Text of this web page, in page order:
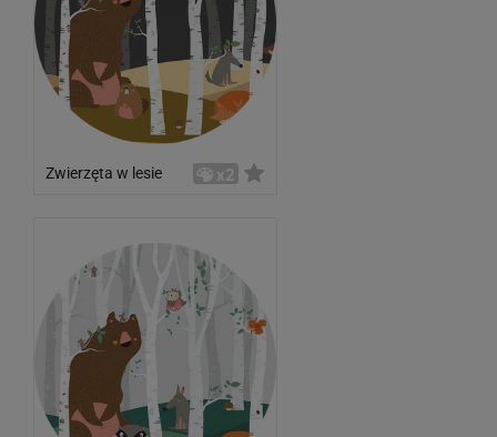
Zwierzęta w lesie x2